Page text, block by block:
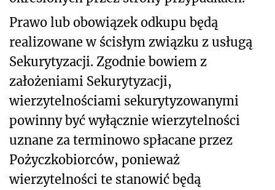
Prawo lub obowiązek odkupu będą
realizowane w ścisłym związku z usługą
Sekurytyzacji. Zgodnie bowiem z
założeniami Sekurytyzacji,
wierzytelnościami sekurytyzowanymi
powinny być wyłącznie wierzytelności
uznane za terminowo spłacane przez
Pożyczkobiorców, ponieważ
wierzytelności te stanowić będą